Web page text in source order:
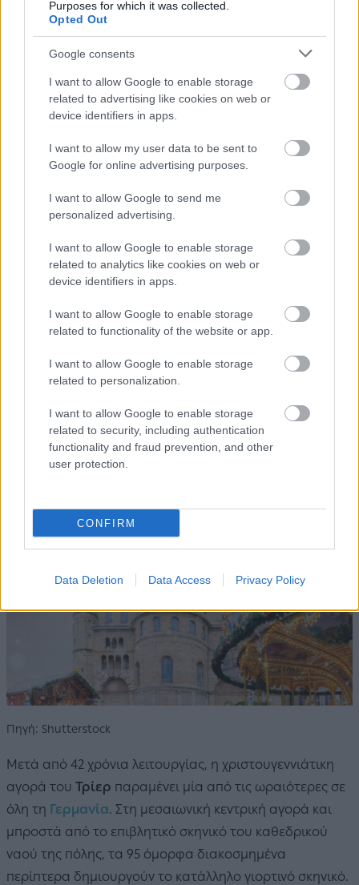
Purposes for which it was collected.
Opted Out
Google consents
I want to allow Google to enable storage
related to advertising like cookies on web or
device identifiers in apps.
I want to allow my user data to be sent to
Google for online advertising purposes.
I want to allow Google to send me
personalized advertising.
I want to allow Google to enable storage
related to analytics like cookies on web or
device identifiers in apps.
I want to allow Google to enable storage
related to functionality of the website or app.
I want to allow Google to enable storage
related to personalization.
I want to allow Google to enable storage
related to security, including authentication
functionality and fraud prevention, and other
user protection.
CONFIRM
Data Deletion Data Access Privacy Policy
Πηγή: Shutterstock
Το Winter Wonders είναι ένα μεγάλο χριστουγεννιάτικο
φεστιβάλ που πραγματοποιείται κάθε χρόνο στην
. Οι μαγικές μελωδίες και τα
φώτα στην Grand Place, το εντυπωσιακό δέντρο, το
παγοδρόμιο, οι διάσπαρτες χριστουγεννιάτικες αγορές
και οι πάγκοι με τα στολίδια και τις σοκολάτες
δημιουργούν την αίσθηση ότι βρίσκεσαι σε μια
Πότε: 26 Νοεμβρίου - 2 Ιανουαρίου
Πηγή: Shutterstock
Μετά από 42 χρόνια λειτουργίας, η χριστουγεννιάτικη
αγορά του Τρίερ παραμένει μία από τις ωραιότερες σε
όλη τη Γερμανία. Στη μεσαιωνική κεντρική αγορά και
μπροστά από το επιβλητικό σκηνικό του καθεδρικού
ναού της πόλης, τα 95 όμορφα διακοσμημένα
περίπτερα δημιουργούν το κατάλληλο γιορτινό σκηνικό.